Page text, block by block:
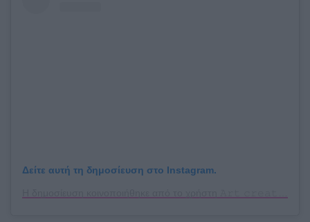
Δείτε αυτή τη δημοσίευση στο Instagram.